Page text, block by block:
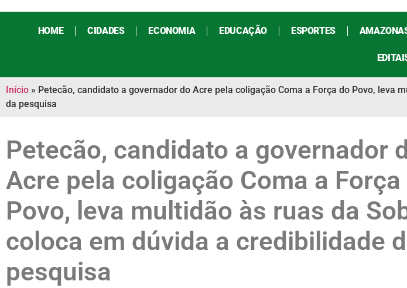
HOME CIDADES ECONOMIA EDUCAÇÃO ESPORTES
Início » Petecão, candidato a governador do Acre pela coligação Coma a Força do Povo, leva
da pesquisa
Petecão, candidato a governador
Acre pela coligação Coma a Força
Povo, leva multidão às ruas da
coloca em dúvida a credibilidade
pesquisa